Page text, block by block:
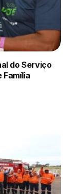
do Serviço
Família